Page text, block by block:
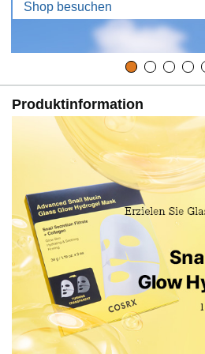
Shop besuchen
Produktinformation